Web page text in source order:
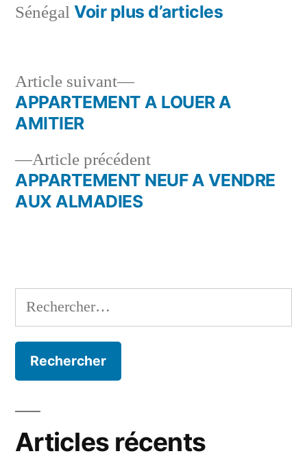
Sénégal Voir plus d’articles
Navigation
l’article
Article précédentArticle
précédent :
APPARTEMENT NEUF A VENDRE
AUX ALMADIES
Article suivant
Article
suivant :
APPARTEMENT A LOUER A
AMITIER
Rechercher :
Articles récents